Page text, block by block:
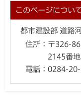
このページについ
都市建設部 道路
住所： 〒326-
2145番地
電話： 0284-